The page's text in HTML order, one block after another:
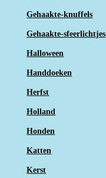
Gehaakte-knuffels
Gehaakte-sfeerlichtjes
Halloween
Handdoeken
Herfst
Holland
Honden
Katten
Kerst